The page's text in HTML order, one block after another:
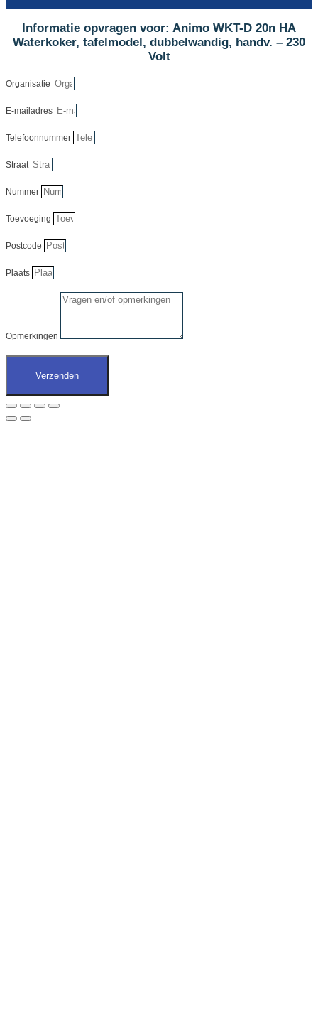
Informatie opvragen voor: Animo WKT-D 20n HA
Waterkoker, tafelmodel, dubbelwandig, handv. – 230
Volt
Organisatie
E-mailadres
Telefoonnummer
Straat
Nummer
Toevoeging
Postcode
Plaats
Opmerkingen
Verzenden